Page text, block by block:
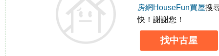
房網HouseFun買屋搜
快！謝謝您！
找中古屋